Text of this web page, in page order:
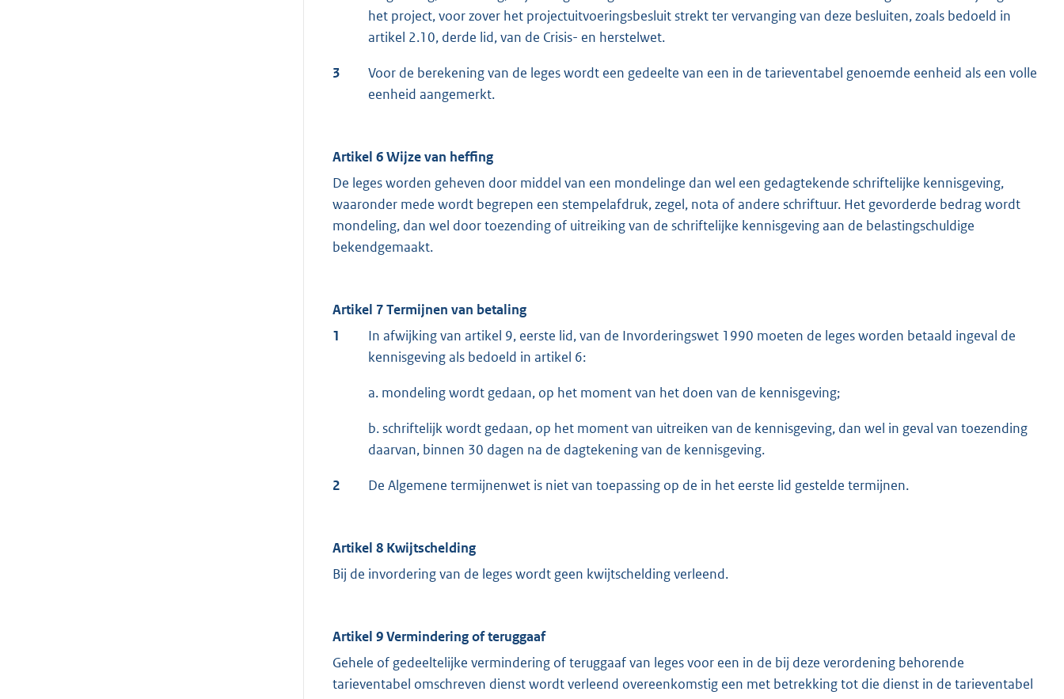
het project, voor zover het projectuitvoeringsbesluit strekt ter vervanging van deze besluiten, zoals bedoeld in
artikel 2.10, derde lid, van de Crisis- en herstelwet.
3
Voor de berekening van de leges wordt een gedeelte van een in de tarieventabel genoemde eenheid als een volle
eenheid aangemerkt.
Artikel 6 Wijze van heffing
De leges worden geheven door middel van een mondelinge dan wel een gedagtekende schriftelijke kennisgeving,
waaronder mede wordt begrepen een stempelafdruk, zegel, nota of andere schriftuur. Het gevorderde bedrag wordt
mondeling, dan wel door toezending of uitreiking van de schriftelijke kennisgeving aan de belastingschuldige
bekendgemaakt.
Artikel 7 Termijnen van betaling
1
In afwijking van artikel 9, eerste lid, van de Invorderingswet 1990 moeten de leges worden betaald ingeval de
kennisgeving als bedoeld in artikel 6:
a. mondeling wordt gedaan, op het moment van het doen van de kennisgeving;
b. schriftelijk wordt gedaan, op het moment van uitreiken van de kennisgeving, dan wel in geval van toezending
daarvan, binnen 30 dagen na de dagtekening van de kennisgeving.
2 De Algemene termijnenwet is niet van toepassing op de in het eerste lid gestelde termijnen.
Artikel 8 Kwijtschelding
Bij de invordering van de leges wordt geen kwijtschelding verleend.
Artikel 9 Vermindering of teruggaaf
Gehele of gedeeltelijke vermindering of teruggaaf van leges voor een in de bij deze verordening behorende
tarieventabel omschreven dienst wordt verleend overeenkomstig een met betrekking tot die dienst in de tarieventabel